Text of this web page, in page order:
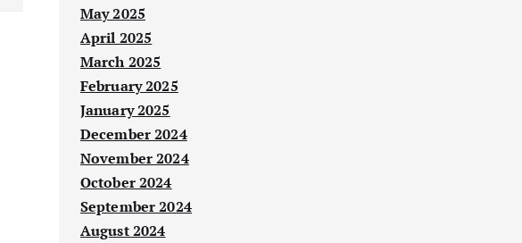
May 2025
April 2025
March 2025
February 2025
January 2025
December 2024
November 2024
October 2024
September 2024
August 2024